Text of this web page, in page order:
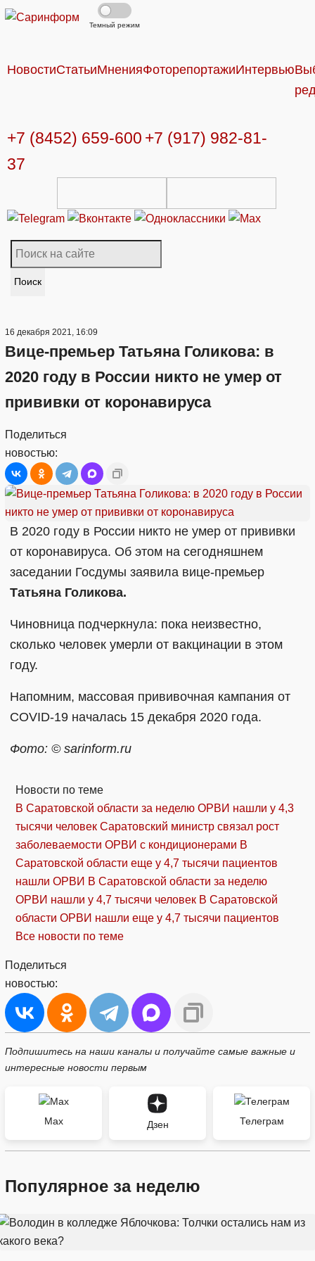
Темный режим
НовостиСтатьиМненияФоторепортажиИнтервью
+7 (8452) 659-600 +7 (917) 982-81-
37
Поиск
16 декабря 2021, 16:09
Вице-премьер Татьяна Голикова: в
2020 году в России никто не умер от
прививки от коронавируса
Поделиться
новостью:
В 2020 году в России никто не умер от прививки
от коронавируса. Об этом на сегодняшнем
заседании Госдумы заявила вице-премьер
Татьяна Голикова.
Чиновница подчеркнула: пока неизвестно,
сколько человек умерли от вакцинации в этом
году.
Напомним, массовая прививочная кампания от
COVID-19 началась 15 декабря 2020 года.
Фото: © sarinform.ru
Новости по теме
В Саратовской области за неделю ОРВИ нашли у 4,3
тысячи человек Саратовский министр связал рост
заболеваемости ОРВИ с кондиционерами В
Саратовской области еще у 4,7 тысячи пациентов
нашли ОРВИ В Саратовской области за неделю
ОРВИ нашли у 4,7 тысячи человек В Саратовской
области ОРВИ нашли еще у 4,7 тысячи пациентов
Все новости по теме
Поделиться
новостью:
Подпишитесь на наши каналы и получайте самые важные и
интересные новости первым
Max Дзен Телеграм
Популярное за неделю